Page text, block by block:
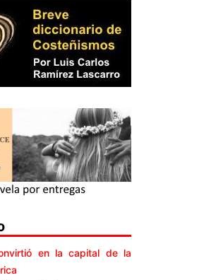
en la capital de la